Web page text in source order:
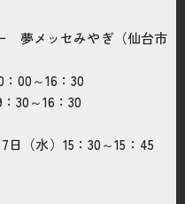
夢メッセみやぎ（仙台市
00～16：30
～16：30
（水）15：30～15：45